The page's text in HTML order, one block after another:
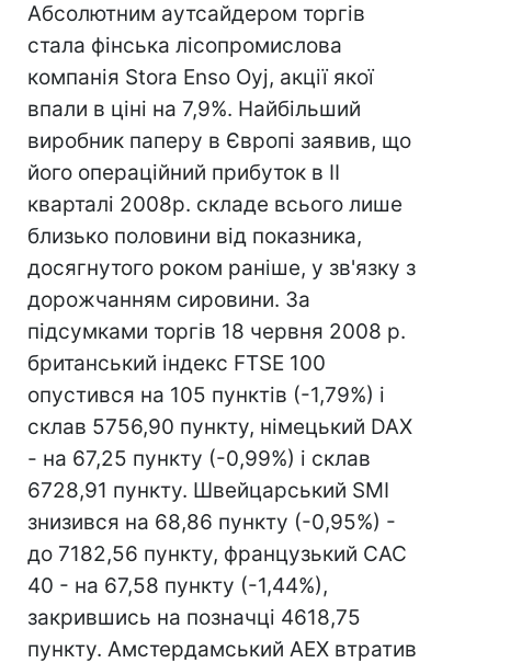
Абсолютним аутсайдером торгів
стала фінська лісопромислова
компанія Stora Enso Oyj, акції якої
впали в ціні на 7,9%. Найбільший
виробник паперу в Європі заявив, що
його операційний прибуток в II
кварталі 2008р. складе всього лише
близько половини від показника,
досягнутого роком раніше, у зв'язку з
дорожчанням сировини. За
підсумками торгів 18 червня 2008 р.
британський індекс FTSE 100
опустився на 105 пунктів (-1,79%) і
склав 5756,90 пункту, німецький DAX
- на 67,25 пункту (-0,99%) і склав
6728,91 пункту. Швейцарський SMI
знизився на 68,86 пункту (-0,95%) -
до 7182,56 пункту, французький CAC
40 - на 67,58 пункту (-1,44%),
закрившись на позначці 4618,75
пункту. Амстердамський AEX втратив